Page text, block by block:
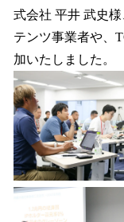
式会社 平井 武史
テンツ事業者や、
加いたしました。